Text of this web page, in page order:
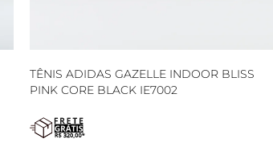
TÊNIS ADIDAS GAZELLE INDOOR BLISS
PINK CORE BLACK IE7002